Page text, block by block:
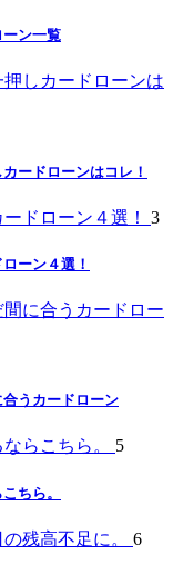
ン一覧
ードローンはコレ！
3
ーン４選！
うカードローン
5
ちら。
6